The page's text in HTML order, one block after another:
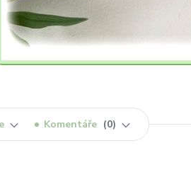
Komentáře 0